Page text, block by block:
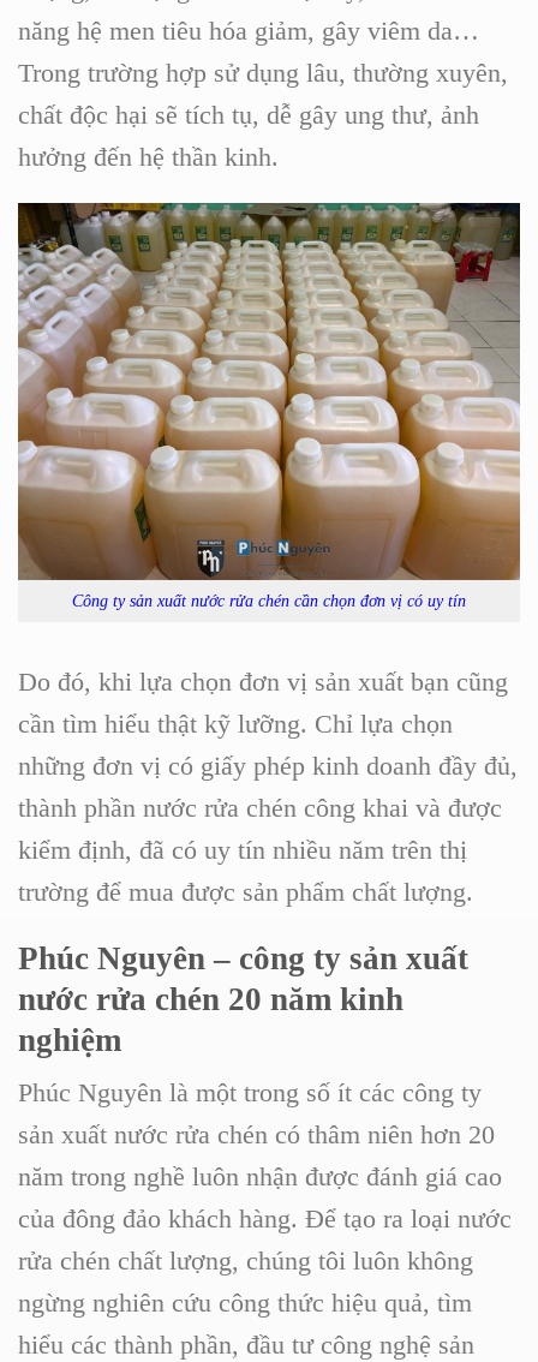
năng hệ men tiêu hóa giảm, gây viêm da…
Trong trường hợp sử dụng lâu, thường xuyên,
chất độc hại sẽ tích tụ, dễ gây ung thư, ảnh
hưởng đến hệ thần kinh.
Công ty sản xuất nước rửa chén cần chọn đơn vị có uy tín
Do đó, khi lựa chọn đơn vị sản xuất bạn cũng
cần tìm hiểu thật kỹ lưỡng. Chỉ lựa chọn
những đơn vị có giấy phép kinh doanh đầy đủ,
thành phần nước rửa chén công khai và được
kiểm định, đã có uy tín nhiều năm trên thị
trường để mua được sản phẩm chất lượng.
Phúc Nguyên – công ty sản xuất
nước rửa chén 20 năm kinh
nghiệm
Phúc Nguyên là một trong số ít các công ty
sản xuất nước rửa chén có thâm niên hơn 20
năm trong nghề luôn nhận được đánh giá cao
của đông đảo khách hàng. Để tạo ra loại nước
rửa chén chất lượng, chúng tôi luôn không
ngừng nghiên cứu công thức hiệu quả, tìm
hiểu các thành phần, đầu tư công nghệ sản